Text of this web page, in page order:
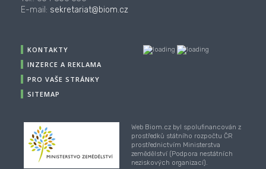
E-mail: sekretariat@biom.cz
KONTAKTY
INZERCE A REKLAMA
PRO VAŠE STRÁNKY
SITEMAP
Web Biom.cz byl spolufinancován z
prostředků státního rozpočtu ČR
prostřednictvím Ministerstva
zemědělství (Podpora nestátních
neziskových organizací).